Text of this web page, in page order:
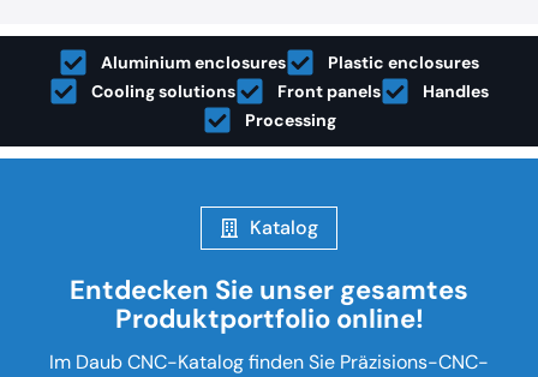
Aluminium enclosures
Plastic enclosures
Cooling solutions
Front panels
Handles
Processing
Katalog
Entdecken Sie unser gesamtes
Produktportfolio online!
Im Daub CNC-Katalog finden Sie Präzisions-CNC-